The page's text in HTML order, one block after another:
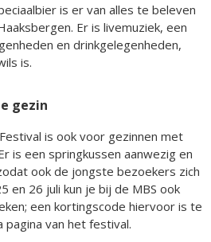
is er van alles te beleven
Er is livemuziek, een
en drinkgelegenheden,
is.
gezin
is ook voor gezinnen met
is een springkussen aanwezig en
ook de jongste bezoekers zich
en 26 juli kun je bij de MBS ook
een kortingscode hiervoor is te
pagina van het festival.